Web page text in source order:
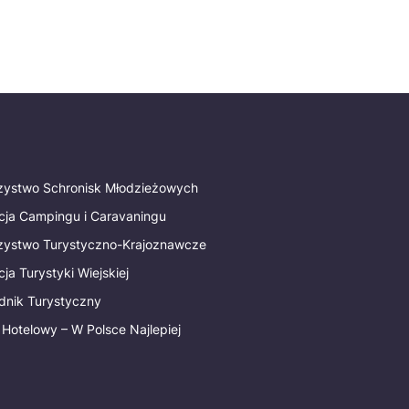
Schronisk Młodzieżowych
Campingu i Caravaningu
Turystyczno-Krajoznawcze
Turystyki Wiejskiej
Turystyczny
– W Polsce Najlepiej